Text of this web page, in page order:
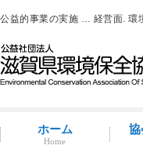
公益的事業の実施 … 経営面. 環
ホーム
Home
協